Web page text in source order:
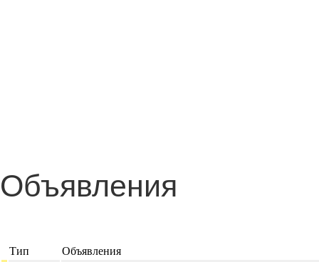
Объявления
Тип Объявления